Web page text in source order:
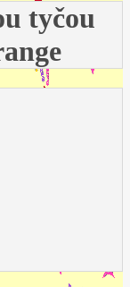
tyčou